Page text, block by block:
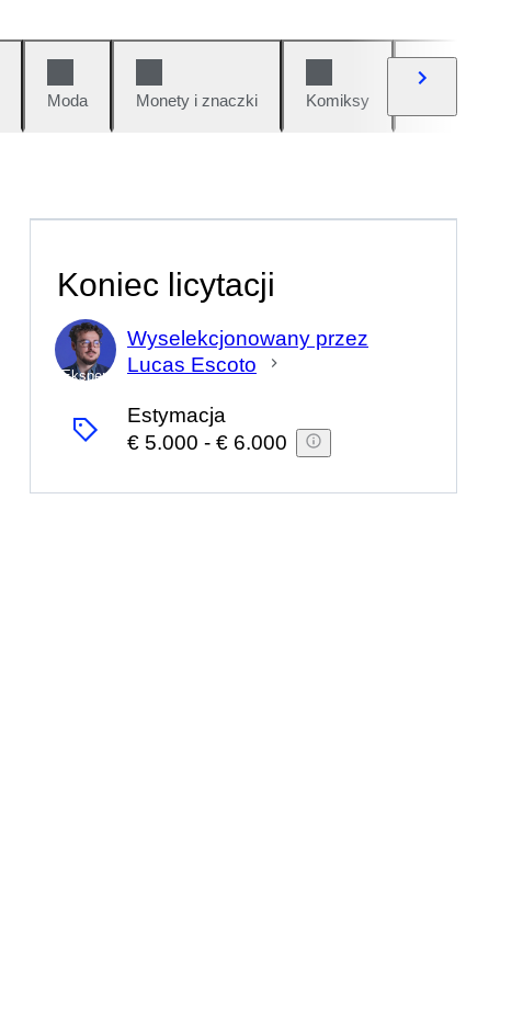
Moda Monety i znaczki Komiksy
Koniec licytacji
Ekspert
Wyselekcjonowany przez
Lucas Escoto
Estymacja
€ 5.000 - € 6.000